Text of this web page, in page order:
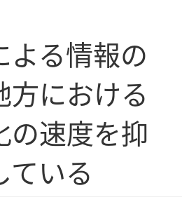
よる情報の
方における
の速度を抑
ている